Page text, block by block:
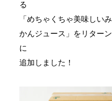
る
「めちゃくちゃ美味しいみ
かんジュース」をリターン
に
追加しました！